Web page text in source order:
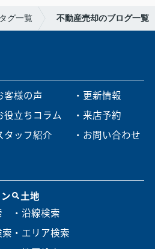
タグ一覧 不動産売却のブログ一覧
客様の声
役立ちコラム
タッフ紹介
・更新情報
・来店予約
・お問い合わせ
索
土地
・沿線検索
・エリア検索